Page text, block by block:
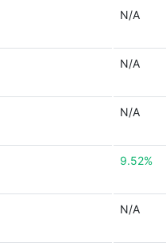
N/A
N/A
N/A
9.52%
N/A